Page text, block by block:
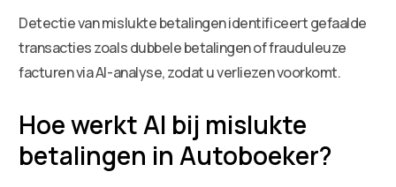
Detectie van mislukte betalingen identificeert gefaalde
transacties zoals dubbele betalingen of frauduleuze
facturen via AI-analyse, zodat u verliezen voorkomt.
Hoe werkt AI bij mislukte
betalingen in Autoboeker?